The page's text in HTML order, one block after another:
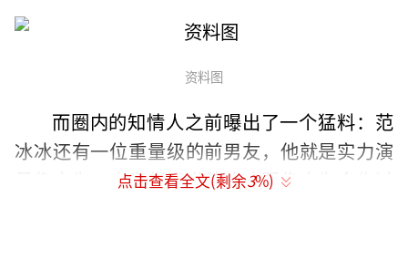
资料图
而圈内的知情人之前曝出了一个猛料：范
冰冰还有一位重量级的前男友，他就是实力演
员佟大为。大家都知道范冰冰跟佟大为合作过
点击查看全文(剩余3%)